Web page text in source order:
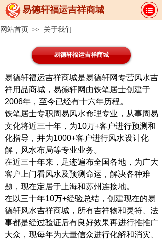
易德轩福运吉祥商城
网站首页 >> 关于我们
易德轩福运吉祥商城是易德轩网专营风水吉
祥用品商城，易德轩网由铁笔居士创建于
2006年，至今已经有十六年历程。
铁笔居士专职周易风水命理专业，从事周易
文化将近三十年，为10万+客户进行预测和
化指导，并为1000+客户进行风水设计化
解，风水布局等专业业务。
在近三十年来，足迹遍布全国各地，为广大
客户上门看风水及预测命运，解决各种难
题，现在定居于上海和苏州连接地。
在以三十年10万+经验总结，创建现在的易
德轩风水吉祥商城，所有吉祥物和灵符、法
事都是经过验证后有良好效果再进行推推广
大众，现每年为大量信众进行化解和消灾、
易德轩福运吉祥商城